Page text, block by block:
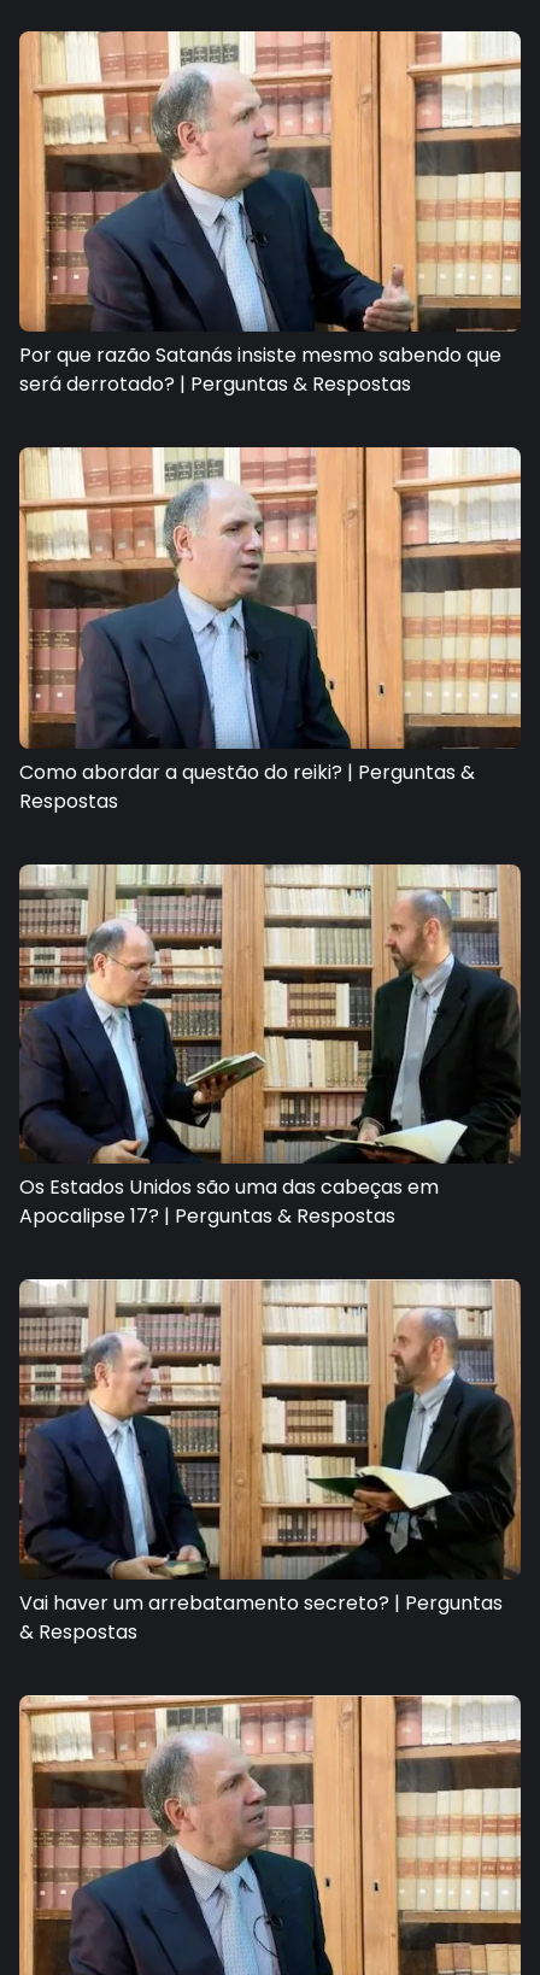
Por que razão Satanás insiste mesmo sabendo que
será derrotado? | Perguntas & Respostas
Como abordar a questão do reiki? | Perguntas &
Respostas
Os Estados Unidos são uma das cabeças em
Apocalipse 17? | Perguntas & Respostas
Vai haver um arrebatamento secreto? | Perguntas
& Respostas